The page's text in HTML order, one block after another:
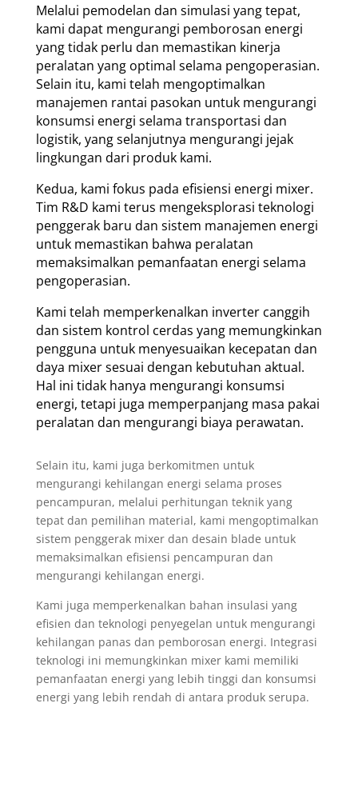
Melalui pemodelan dan simulasi yang tepat,
kami dapat mengurangi pemborosan energi
yang tidak perlu dan memastikan kinerja
peralatan yang optimal selama pengoperasian.
Selain itu, kami telah mengoptimalkan
manajemen rantai pasokan untuk mengurangi
konsumsi energi selama transportasi dan
logistik, yang selanjutnya mengurangi jejak
lingkungan dari produk kami.
Kedua, kami fokus pada efisiensi energi mixer.
Tim R&D kami terus mengeksplorasi teknologi
penggerak baru dan sistem manajemen energi
untuk memastikan bahwa peralatan
memaksimalkan pemanfaatan energi selama
pengoperasian.
Kami telah memperkenalkan inverter canggih
dan sistem kontrol cerdas yang memungkinkan
pengguna untuk menyesuaikan kecepatan dan
daya mixer sesuai dengan kebutuhan aktual.
Hal ini tidak hanya mengurangi konsumsi
energi, tetapi juga memperpanjang masa pakai
peralatan dan mengurangi biaya perawatan.
Selain itu, kami juga berkomitmen untuk
mengurangi kehilangan energi selama proses
pencampuran, melalui perhitungan teknik yang
tepat dan pemilihan material, kami mengoptimalkan
sistem penggerak mixer dan desain blade untuk
memaksimalkan efisiensi pencampuran dan
mengurangi kehilangan energi.
Kami juga memperkenalkan bahan insulasi yang
efisien dan teknologi penyegelan untuk mengurangi
kehilangan panas dan pemborosan energi. Integrasi
teknologi ini memungkinkan mixer kami memiliki
pemanfaatan energi yang lebih tinggi dan konsumsi
energi yang lebih rendah di antara produk serupa.